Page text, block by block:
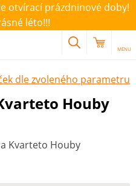
otvírací prázdninové doby!
léto!!!
MENU
dle zvoleného parametru
Houby